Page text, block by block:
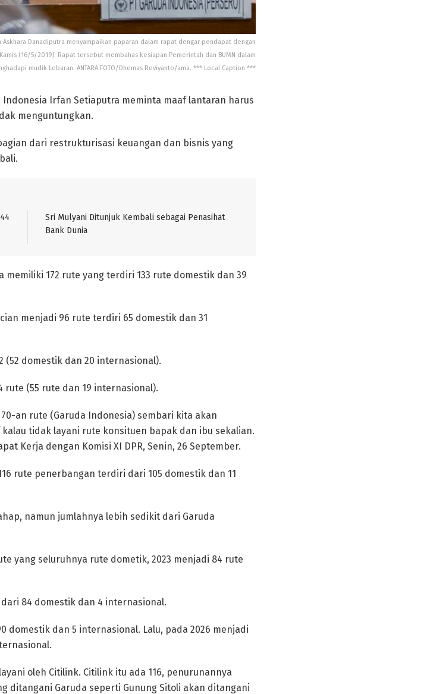
Askhara Danadiputra menyampaikan paparan dalam rapat dengar pendapat dengan
(16/5/2019). Rapat tersebut membahas kesiapan Pemerintah dan BUMN dalam
mudik Lebaran. ANTARA FOTO/Dhemas Reviyanto/ama. *** Local Caption ***
Indonesia Irfan Setiaputra meminta maaf lantaran harus
menguntungkan.
dari restrukturisasi keuangan dan bisnis yang
Sri Mulyani Ditunjuk Kembali sebagai Penasihat
Bank Dunia
172 rute yang terdiri 133 rute domestik dan 39
menjadi 96 rute terdiri 65 domestik dan 31
(52 domestik dan 20 internasional).
rute (55 rute dan 19 internasional).
an rute (Garuda Indonesia) sembari kita akan
tidak layani rute konsituen bapak dan ibu sekalian.
Kerja dengan Komisi XI DPR, Senin, 26 September.
rute penerbangan terdiri dari 105 domestik dan 11
namun jumlahnya lebih sedikit dari Garuda
yang seluruhnya rute dometik, 2023 menjadi 84 rute
84 domestik dan 4 internasional.
domestik dan 5 internasional. Lalu, pada 2026 menjadi
oleh Citilink. Citilink itu ada 116, penurunannya
ditangani Garuda seperti Gunung Sitoli akan ditangani